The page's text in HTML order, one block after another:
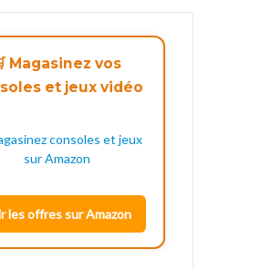
Magasinez vos
et jeux vidéo
les offres sur Amazon